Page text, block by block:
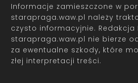
Informacje zamieszczone w
starapraga.waw.pl należy
czysto informacyjnie. Redakcja
starapraga.waw.pl nie bierze
za ewentualne szkody, które
złej interpretacji treści.